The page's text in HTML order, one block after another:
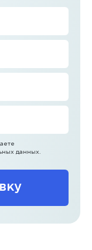
данных.